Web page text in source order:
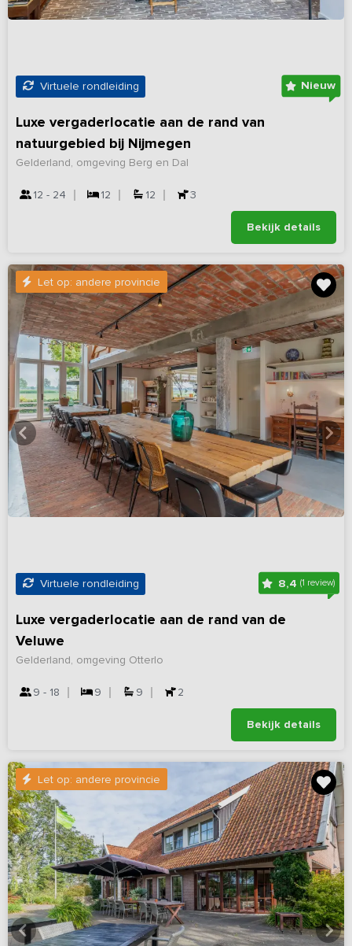
Virtuele rondleiding Nieuw
Luxe vergaderlocatie aan de rand van
natuurgebied bij Nijmegen
Gelderland, omgeving Berg en Dal
12 - 24 12 12 3
Bekijk details
Let op: andere provincie
Virtuele rondleiding 8,4 (1 review)
Luxe vergaderlocatie aan de rand van de
Veluwe
Gelderland, omgeving Otterlo
9 - 18 9 9 2
Bekijk details
Let op: andere provincie